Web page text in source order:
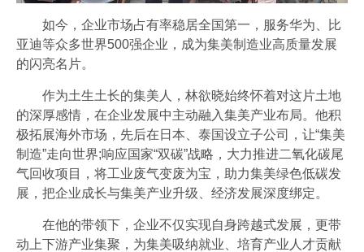
如今，企业市场占有率稳居全国第一，服务华为、比
亚迪等众多世界500强企业，成为集美制造业高质量发展
的闪亮名片。
作为土生土长的集美人，林欲晓始终怀着对这片土地
的深厚感情，在企业发展中主动融入集美产业布局。他积
极拓展海外市场，先后在日本、泰国设立子公司，让“集美
制造”走向世界;响应国家“双碳”战略，大力推进二氧化碳尾
气回收项目，将工业废气变废为宝，助力集美绿色低碳发
展，把企业成长与集美产业升级、经济发展深度绑定。
在他的带领下，企业不仅实现自身跨越式发展，更带
动上下游产业集聚，为集美吸纳就业、培育产业人才贡献